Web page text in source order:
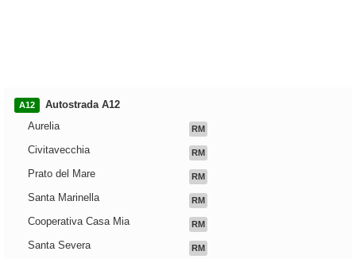
A12
Autostrada A12
Aurelia
RM
Civitavecchia RM
Prato del Mare RM
Santa Marinella RM
Cooperativa Casa Mia RM
Santa Severa RM